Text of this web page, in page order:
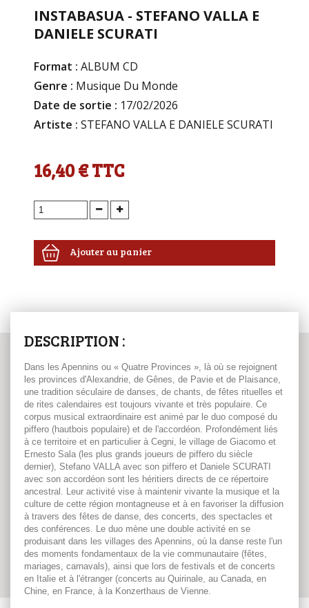
INSTABASUA - STEFANO VALLA E
DANIELE SCURATI
Format : ALBUM CD
Genre : Musique Du Monde
Date de sortie : 17/02/2026
Artiste : STEFANO VALLA E DANIELE SCURATI
16,40 €TTC
Ajouter au panier
DESCRIPTION :
Dans les Apennins ou « Quatre Provinces », là où se rejoignent
les provinces d'Alexandrie, de Gênes, de Pavie et de Plaisance,
une tradition séculaire de danses, de chants, de fêtes rituelles et
de rites calendaires est toujours vivante et très populaire. Ce
corpus musical extraordinaire est animé par le duo composé du
piffero (hautbois populaire) et de l'accordéon. Profondément liés
à ce territoire et en particulier à Cegni, le village de Giacomo et
Ernesto Sala (les plus grands joueurs de piffero du siècle
dernier), Stefano VALLA avec son piffero et Daniele SCURATI
avec son accordéon sont les héritiers directs de ce répertoire
ancestral. Leur activité vise à maintenir vivante la musique et la
culture de cette région montagneuse et à en favoriser la diffusion
à travers des fêtes de danse, des concerts, des spectacles et
des conférences. Le duo mène une double activité en se
produisant dans les villages des Apennins, où la danse reste l'un
des moments fondamentaux de la vie communautaire (fêtes,
mariages, carnavals), ainsi que lors de festivals et de concerts
en Italie et à l'étranger (concerts au Quirinale, au Canada, en
Chine, en France, à la Konzerthaus de Vienne.